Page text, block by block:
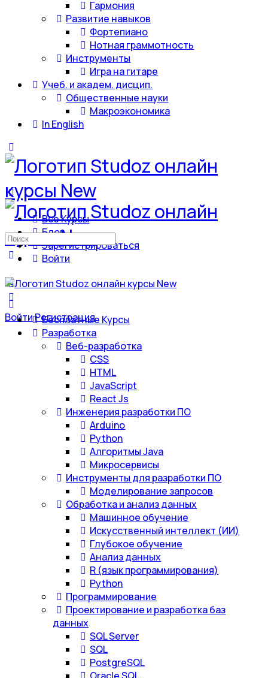
Гармония
Развитие навыков
Фортепиано
Нотная граммотность
Инструменты
Игра на гитаре
Учеб. и академ. дисцип.
Общественные науки
Макроэкономика
In English
Все Курсы
Блог
Зарегистрироваться
Войти
ВойтиРегистрация
Искать:
Бесплатные Курсы
Разработка
Веб-разработка
CSS
HTML
JavaScript
React Js
Инженерия разработки ПО
Arduino
Python
Алгоритмы Java
Микросервисы
Инструменты для разработки ПО
Моделирование запросов
Обработка и анализ данных
Машинное обучение
Искусственный интеллект (ИИ)
Глубокое обучение
Анализ данных
R (язык программирования)
Python
Программирование
Проектирование и разработка баз
данных
SQL Server
SQL
PostgreSQL